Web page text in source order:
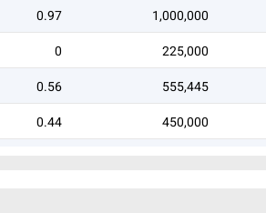
1,000,000
0.97
225,000
0
555,445
0.56
450,000
0.44